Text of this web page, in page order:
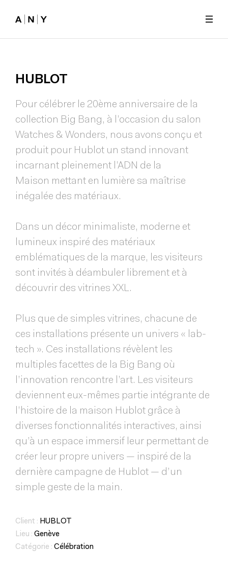
HUBLOT
Pour célébrer le 20ème anniversaire de la
collection Big Bang, à l’occasion du salon
Watches & Wonders, nous avons conçu et
produit pour Hublot un stand innovant
incarnant pleinement l’ADN de la
Maison mettant en lumière sa maîtrise
inégalée des matériaux.
Dans un décor minimaliste, moderne et
lumineux inspiré des matériaux
emblématiques de la marque, les visiteurs
sont invités à déambuler librement et à
découvrir des vitrines XXL.
Plus que de simples vitrines, chacune de
ces installations présente un univers « lab-
tech ». Ces installations révèlent les
multiples facettes de la Big Bang où
l’innovation rencontre l’art. Les visiteurs
deviennent eux-mêmes partie intégrante de
l’histoire de la maison Hublot grâce à
diverses fonctionnalités interactives, ainsi
qu’à un espace immersif leur permettant de
créer leur propre univers — inspiré de la
dernière campagne de Hublot — d’un
simple geste de la main.
Client : HUBLOT
Lieu : Genève
Catégorie : Célébration